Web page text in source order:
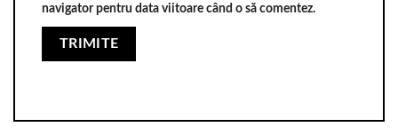
navigator pentru data viitoare când o să comentez.